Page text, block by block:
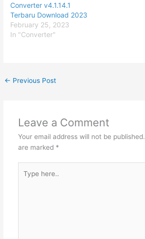
Converter v4.1.14.1
Terbaru Download 2023
February 25, 2023
In "Converter"
← Previous Post
Leave a Comment
Your email address will not be published.
are marked *
here..